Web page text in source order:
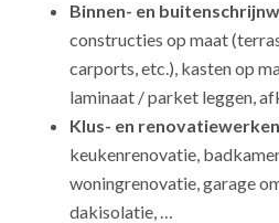
Binnen- en
constructies op maat
carports, etc.), kasten op
laminaat / parket leggen,
Klus- en
keukenrenovatie,
woningrenovatie, garage
dakisolatie, …